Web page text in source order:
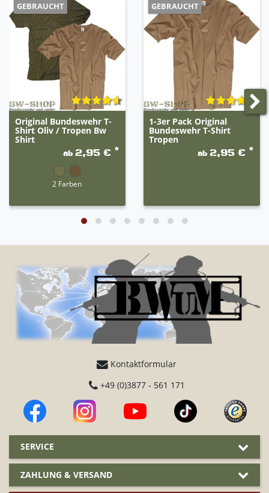
GEBRAUCHT
Original Bundeswehr T-
Shirt Oliv / Tropen Bw
Shirt
ab 2,95 € *
2 Farben
GEBRAUCHT
1-3er Pack Original
Bundeswehr T-Shirt
Tropen
ab 2,95 € *
Kontaktformular
+49 (0)3877 - 561 171
SERVICE
ZAHLUNG & VERSAND